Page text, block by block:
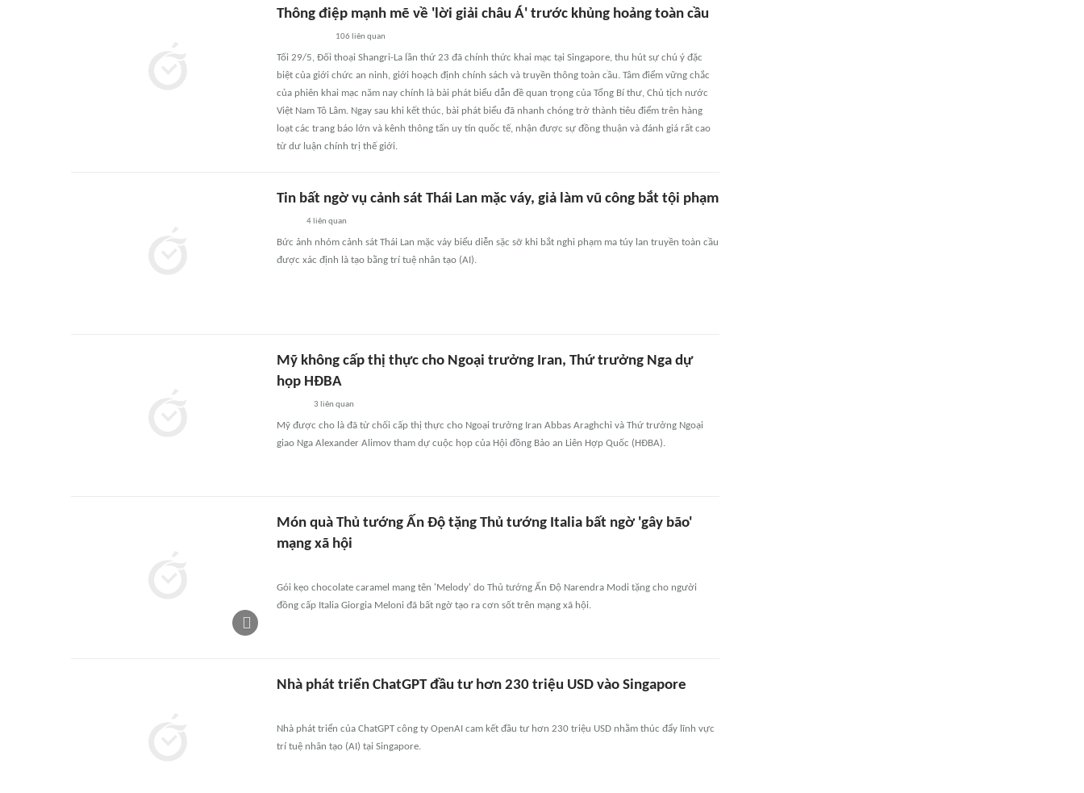
Thông điệp mạnh mẽ về 'lời giải châu Á' trước khủng hoảng toàn cầu
106 liên quan
Tối 29/5, Đối thoại Shangri-La lần thứ 23 đã chính thức khai mạc tại Singapore, thu hút sự chú ý đặc
biệt của giới chức an ninh, giới hoạch định chính sách và truyền thông toàn cầu. Tâm điểm vững chắc
của phiên khai mạc năm nay chính là bài phát biểu dẫn đề quan trọng của Tổng Bí thư, Chủ tịch nước
Việt Nam Tô Lâm. Ngay sau khi kết thúc, bài phát biểu đã nhanh chóng trở thành tiêu điểm trên hàng
loạt các trang báo lớn và kênh thông tấn uy tín quốc tế, nhận được sự đồng thuận và đánh giá rất cao
từ dư luận chính trị thế giới.
Tin bất ngờ vụ cảnh sát Thái Lan mặc váy, giả làm vũ công bắt tội phạm
4liên quan
Bức ảnh nhóm cảnh sát Thái Lan mặc váy biểu diễn sặc sỡ khi bắt nghi phạm ma túy lan truyền toàn cầu
được xác định là tạo bằng trí tuệ nhân tạo (AI).
Mỹ không cấp thị thực cho Ngoại trưởng Iran, Thứ trưởng Nga dự
họp HĐBA
3 liên quan
Mỹ được cho là đã từ chối cấp thị thực cho Ngoại trưởng Iran Abbas Araghchi và Thứ trưởng Ngoại
giao Nga Alexander Alimov tham dự cuộc họp của Hội đồng Bảo an Liên Hợp Quốc (HĐBA).
Món quà Thủ tướng Ấn Độ tặng Thủ tướng Italia bất ngờ 'gây bão'
mạng xã hội
Gói kẹo chocolate caramel mang tên 'Melody' do Thủ tướng Ấn Độ Narendra Modi tặng cho người
đồng cấp Italia Giorgia Meloni đã bất ngờ tạo ra cơn sốt trên mạng xã hội.
Nhà phát triển ChatGPT đầu tư hơn 230 triệu USD vào Singapore
Nhà phát triển của ChatGPT công ty OpenAI cam kết đầu tư hơn 230 triệu USD nhằm thúc đẩy lĩnh vực
trí tuệ nhân tạo (AI) tại Singapore.